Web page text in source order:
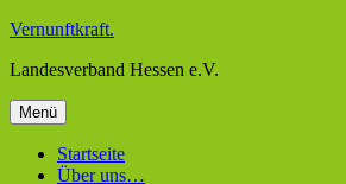
Zum
springen
Vernunftkraft.
Landesverband Hessen e.V.
Menü
Startseite
Über uns…